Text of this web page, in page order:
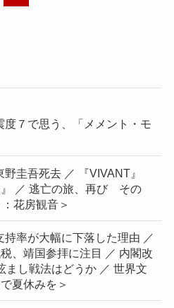
７で思う、「メメント・モ
圭吾死去 ／ 『VIVANT』
』 ／ 逃亡の旅、再び その
花房観音＞
率が大幅に下落した理由 ／
、靖国参拝に注目 ／ 内閣改
まし戦法はどうか ／ 世界文
夏休みを＞